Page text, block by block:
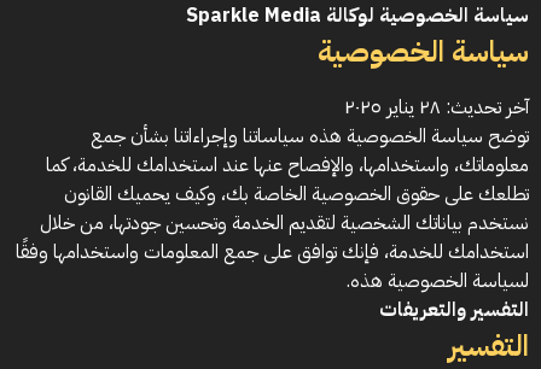
سياسة الخصوصية لوكالة Sparkle Media
سياسة الخصوصية
آخر تحديث: ٢٨ يناير ٢٠٢٥
توضح سياسة الخصوصية هذه سياساتنا وإجراءاتنا بشأن جمع
معلوماتك، واستخدامها، والإفصاح عنها عند استخدامك للخدمة، كما
تطلعك على حقوق الخصوصية الخاصة بك، وكيف يحميك القانون
نستخدم بياناتك الشخصية لتقديم الخدمة وتحسين جودتها، من خلال
استخدامك للخدمة، فإنك توافق على جمع المعلومات واستخدامها وفقًا
لسياسة الخصوصية هذه.
التفسير والتعريفات
التفسير